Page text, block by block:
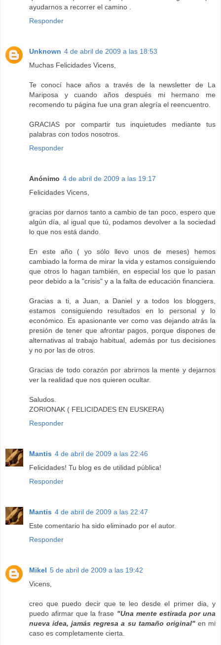
ayudarnos a recorrer el camino .
Responder
Unknown 4 de abril de 2009 a las 18:53
Muchas Felicidades Vicens,
Te conocí hace años a través de la newsletter de La
Mariposa y cuando años después mi hermano me
recomendo tu página fue una gran alegría el reencuentro.
GRACIAS por compartir tus inquietudes mediante tus
palabras con todos nosotros.
Responder
Anónimo 4 de abril de 2009 a las 19:17
Felicidades Vicens,
gracias por darnos tanto a cambio de tan poco, espero que
algún día, al igual que tú, podamos devolver a la sociedad
lo que nos está dando.
En este año ( yo sólo llevo unos de meses) hemos
cambiado la forma de mirar la vida y estamos consiguiendo
que otros lo hagan también, en especial los que lo pasan
peor debido a la "crisis" y a la falta de educación financiera.
Gracias a ti, a Juan, a Daniel y a todos los bloggers,
estamos consiguiendo resultados en lo personal y lo
económico. Es apasionante ver como vas dejando atrás la
presión de tener que afrontar pagos, porque dispones de
alternativas al trabajo habitual, además por tus decisiones
y no por las de otros.
Gracias de todo corazón por abrirnos la mente y dejarnos
ver la realidad que nos quieren ocultar.
Saludos.
ZORIONAK ( FELICIDADES EN EUSKERA)
Responder
Mantis 4 de abril de 2009 a las 22:46
Felicidades! Tu blog es de utilidad pública!
Responder
Mantis 4 de abril de 2009 a las 22:47
Este comentario ha sido eliminado por el autor.
Responder
Mikel 5 de abril de 2009 a las 19:42
Vicens,
creo que puedo decir que te leo desde el primer dia, y
puedo afirmar que la frase "Una mente estirada por una
nueva idea, jamás regresa a su tamaño original"en mi
caso es completamente cierta.